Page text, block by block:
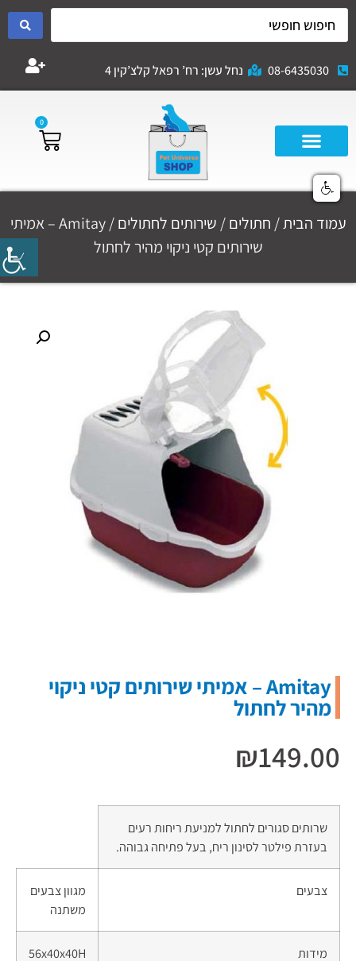
08-6435030 נחל עשן: רח’ רפאל קלצ’קין 4
0
עמוד הבית/ חתולים/ שירותים לחתולים
/ Amitay – אמיתי
שירותים קטי ניקוי מהיר לחתול
Amitay – אמיתי שירותים קטי ניקוי
מהיר לחתול
₪149.00
שרותים סגורים לחתול למניעת ריחות רעים
בעזרת פילטר לסינון ריח, בעל פתיחה גבוהה.
צבעים
מגוון צבעים
משתנה
מידות 56x40x40H